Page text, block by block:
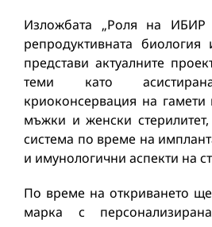
Изложбата „Роля на ИБИР
репродуктивната
представи актуалните
теми като
криоконсервация на гамети
мъжки и женски
система по време на
и имунологични аспекти на
По време на откриването
марка с